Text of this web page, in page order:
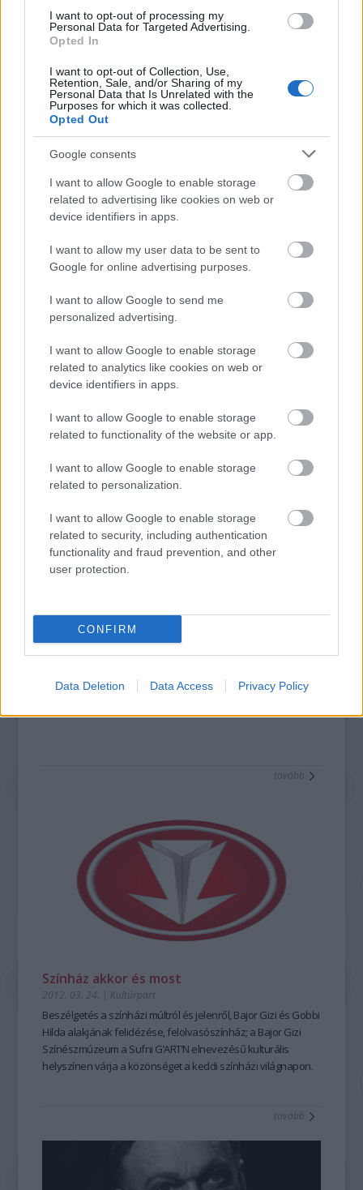
I want to opt-out of processing my
Personal Data for Targeted Advertising.
Opted In
I want to opt-out of Collection, Use,
Retention, Sale, and/or Sharing of my
Personal Data that Is Unrelated with the
Purposes for which it was collected.
Opted Out
Google consents
I want to allow Google to enable storage
related to advertising like cookies on web or
device identifiers in apps.
I want to allow my user data to be sent to
Google for online advertising purposes.
I want to allow Google to send me
personalized advertising.
I want to allow Google to enable storage
related to analytics like cookies on web or
device identifiers in apps.
I want to allow Google to enable storage
related to functionality of the website or app.
I want to allow Google to enable storage
related to personalization.
I want to allow Google to enable storage
related to security, including authentication
functionality and fraud prevention, and other
user protection.
CONFIRM
Data Deletion Data Access Privacy Policy
A 100 éve született legendás színészre, rendezőre,
színházigazgatóra és tanárra emlékezve rendez kiállítást az
Országos Színháztörténeti Múzeum és Intézet. A tárlat a
tovább
Majális a színházban
2012. 05. 13.|Kultúrpart
színházi majálist, jótékonysági délutánt szervez május 20-án
délután 3 órakor a Bajor Gizi Színészmúzeumban a
kiállítóhely javára, a névadó születésnapja alkalmából.
tovább
Itt vannak az igazi magyar sztárok
2012. 03. 25.|Kultúrpart
évekből címmel kiállítás nyílik a Bajor Gizi
tovább
Színház akkor és most
2012. 03. 24. | Kultúrpart
Beszélgetés a színházi múltról és jelenről, Bajor Gizi és Gobbi
Hilda alakjának felidézése, felolvasószínház; a Bajor Gizi
Színészmúzeum a Sufni G’ART’N elnevezésű kulturális
helyszínen várja a közönséget a keddi színházi világnapon.
tovább